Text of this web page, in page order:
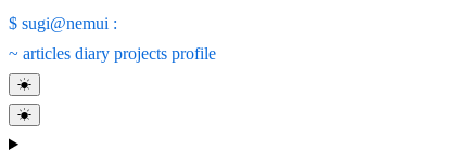
$ sugi@nemui :
~ articles diary projects profile
☀
☀